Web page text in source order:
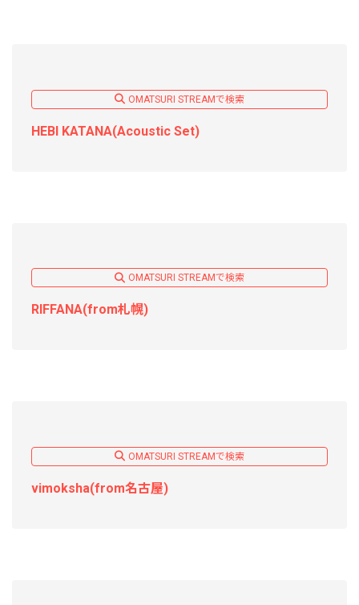
OMATSURI STREAMで検索
HEBI KATANA(Acoustic Set)
OMATSURI STREAMで検索
RIFFANA(from札幌)
OMATSURI STREAMで検索
vimoksha(from名古屋)